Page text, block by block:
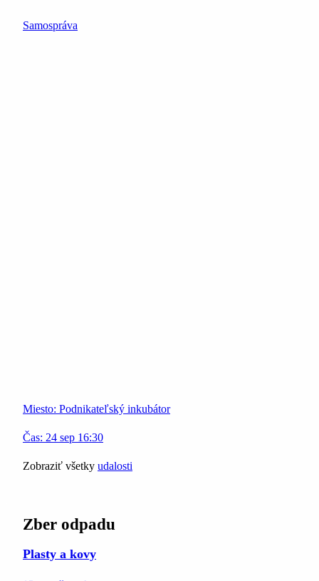
Samospráva
Miesto: Podnikateľský inkubátor
Čas: 24 sep 16:30
Zobraziť všetky udalosti
Zber odpadu
Plasty a kovy